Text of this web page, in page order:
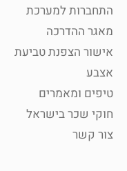
התחברות למערכת
מאגר ההדרכה
אישור הצפנת טביעת
אצבע
טיפים ומאמרים
חוקי שכר בישראל
צור קשר